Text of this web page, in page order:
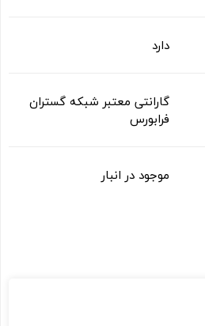
دارد
گارانتی معتبر شبکه گستران
فرابورس
موجود در انبار